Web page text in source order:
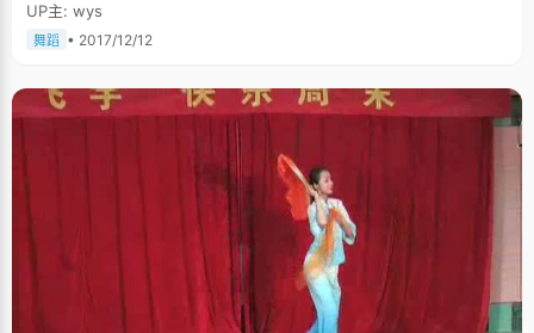
UP主: wys
舞蹈 • 2017/12/12